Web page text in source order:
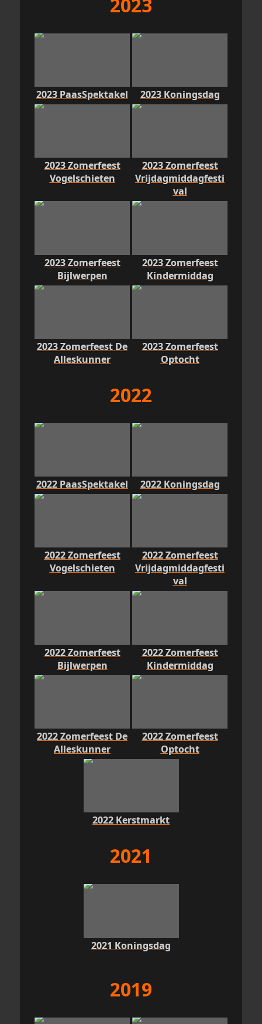
2023 PaasSpektakel 2023 Koningsdag
2023 Zomerfeest
Vogelschieten
2023 Zomerfeest
Vrijdagmiddagfesti
val
2023 Zomerfeest
Bijlwerpen
2023 Zomerfeest
Kindermiddag
2023 Zomerfeest De
Alleskunner
2023 Zomerfeest
Optocht
2022
2022 PaasSpektakel 2022 Koningsdag
2022 Zomerfeest
Vogelschieten
2022 Zomerfeest
Vrijdagmiddagfesti
val
2022 Zomerfeest
Bijlwerpen
2022 Zomerfeest
Kindermiddag
2022 Zomerfeest De
Alleskunner
2022 Zomerfeest
Optocht
2022 Kerstmarkt
2021
2021 Koningsdag
2019